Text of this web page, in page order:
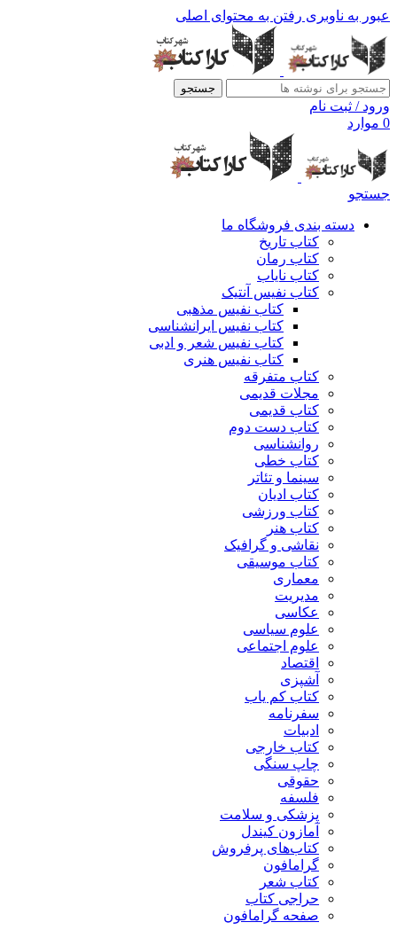
عبور به ناوبری رفتن به محتوای اصلی
جستجو
ورود / ثبت نام
0 موارد
جستجو
دسته بندی فروشگاه ما
کتاب تاریخ
کتاب رمان
کتاب نایاب
کتاب نفیس آنتیک
کتاب نفیس مذهبی
کتاب نفیس ایرانشناسی
کتاب نفیس شعر و ادبی
کتاب نفیس هنری
کتاب متفرقه
مجلات قدیمی
کتاب قدیمی
کتاب دست دوم
روانشناسی
کتاب خطی
سینما و تئاتر
کتاب ادیان
کتاب ورزشی
کتاب هنر
نقاشی و گرافیک
کتاب موسیقی
معماری
مدیریت
عکاسی
علوم سیاسی
علوم اجتماعی
اقتصاد
آشپزی
کتاب کم یاب
سفرنامه
ادبیات
کتاب خارجی
چاپ سنگی
حقوقی
فلسفه
پزشکی و سلامت
آمازون کیندل
کتاب‌های پرفروش
گرامافون
کتاب شعر
حراجی کتاب
صفحه گرامافون